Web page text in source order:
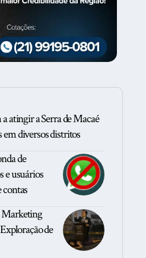
atingir a Serra de Macaé
diversos distritos
de
e usuários
contas
Marketing
de